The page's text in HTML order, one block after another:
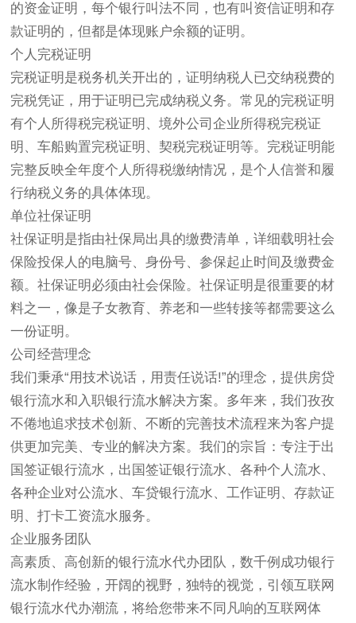
的资金证明，每个银行叫法不同，也有叫资信证明和存
款证明的，但都是体现账户余额的证明。
个人完税证明
完税证明是税务机关开出的，证明纳税人已交纳税费的
完税凭证，用于证明已完成纳税义务。常见的完税证明
有个人所得税完税证明、境外公司企业所得税完税证
明、车船购置完税证明、契税完税证明等。完税证明能
完整反映全年度个人所得税缴纳情况，是个人信誉和履
行纳税义务的具体体现。
单位社保证明
社保证明是指由社保局出具的缴费清单，详细载明社会
保险投保人的电脑号、身份号、参保起止时间及缴费金
额。社保证明必须由社会保险。社保证明是很重要的材
料之一，像是子女教育、养老和一些转接等都需要这么
一份证明。
公司经营理念
我们秉承“用技术说话，用责任说话!”的理念，提供房贷
银行流水和入职银行流水解决方案。多年来，我们孜孜
不倦地追求技术创新、不断的完善技术流程来为客户提
供更加完美、专业的解决方案。我们的宗旨：专注于出
国签证银行流水，出国签证银行流水、各种个人流水、
各种企业对公流水、车贷银行流水、工作证明、存款证
明、打卡工资流水服务。
企业服务团队
高素质、高创新的银行流水代办团队，数千例成功银行
流水制作经验，开阔的视野，独特的视觉，引领互联网
银行流水代办潮流，将给您带来不同凡响的互联网体